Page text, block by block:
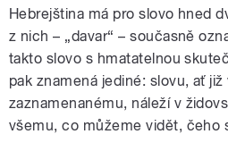
Hebrejština má pro slovo hned
z nich – „davar“ – současně
takto slovo s hmatatelnou
pak znamená jediné: slovu, ať
zaznamenanému, náleží v
všemu, co můžeme vidět, čeho